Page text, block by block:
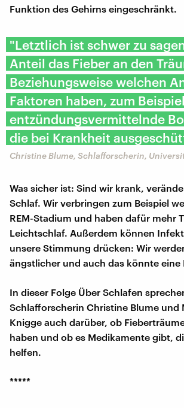
Funktion des Gehirns eingeschränkt.
"Letztlich ist schwer zu
Anteil das Fieber an den
Beziehungsweise welchen
Faktoren haben, zum Beispiel
entzündungsvermittelnde
die bei Krankheit
Christine Blume, Schlafforscherin,
Was sicher ist: Sind wir krank,
Schlaf. Wir verbringen zum Beispiel
REM-Stadium und haben dafür mehr
Leichtschlaf. Außerdem können
unsere Stimmung drücken: Wir
ängstlicher und auch das könnte eine
In dieser Folge Über Schlafen
Schlafforscherin Christine Blume und
Knigge auch darüber, ob
haben und ob es Medikamente gibt,
helfen.
*****